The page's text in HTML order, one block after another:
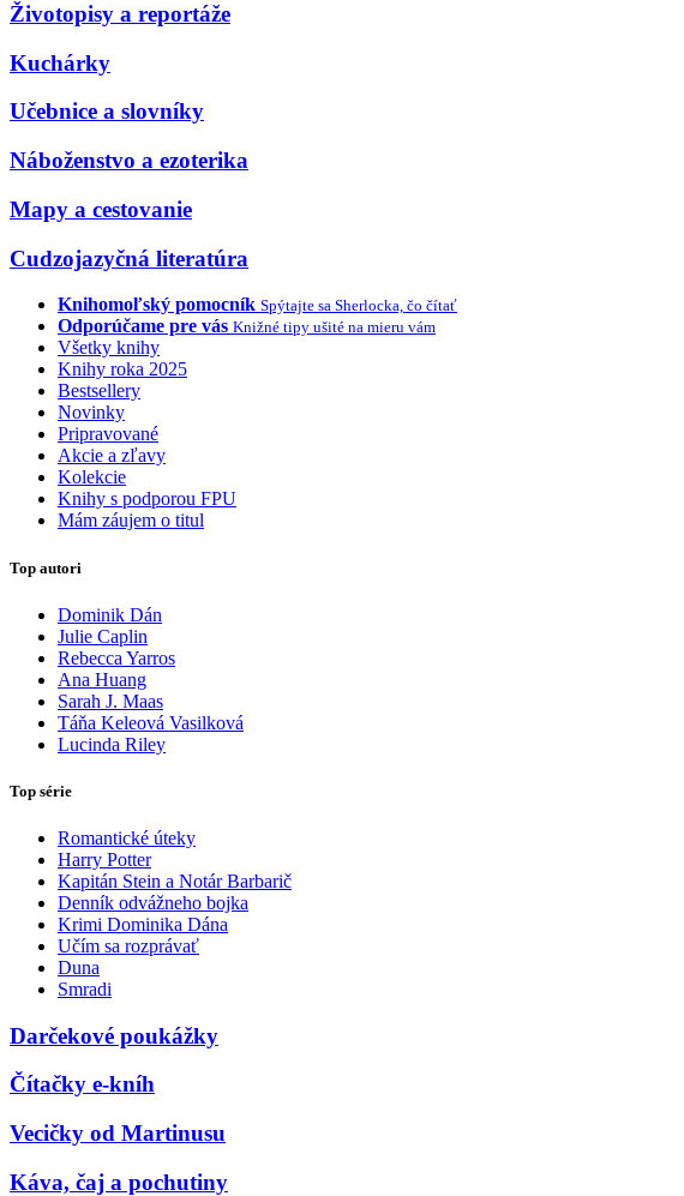
Životopisy a reportáže
Kuchárky
Učebnice a slovníky
Náboženstvo a ezoterika
Mapy a cestovanie
Cudzojazyčná literatúra
Knihomoľský pomocník Spýtajte sa Sherlocka, čo čítať
Odporúčame pre vás Knižné tipy ušité na mieru vám
Všetky knihy
Knihy roka 2025
Bestsellery
Novinky
Pripravované
Akcie a zľavy
Kolekcie
Knihy s podporou FPU
Mám záujem o titul
Top autori
Dominik Dán
Julie Caplin
Rebecca Yarros
Ana Huang
Sarah J. Maas
Táňa Keleová Vasilková
Lucinda Riley
Top série
Romantické úteky
Harry Potter
Kapitán Stein a Notár Barbarič
Denník odvážneho bojka
Krimi Dominika Dána
Učím sa rozprávať
Duna
Smradi
Darčekové poukážky
Čítačky e-kníh
Vecičky od Martinusu
Káva, čaj a pochutiny